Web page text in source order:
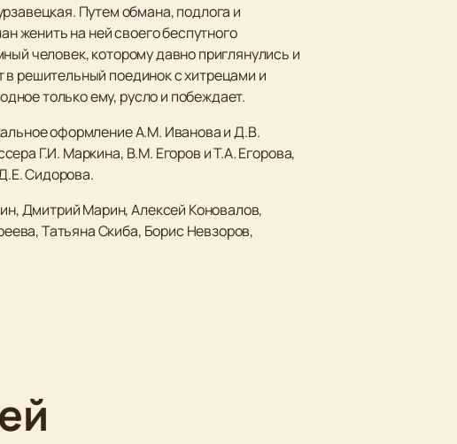
Путем обмана, подлога и
женить на ней своего беспутного
человек, которому давно приглянулись и
решительный поединок с хитрецами и
только ему, русло и побеждает.
оформление А.М. Иванова и Д.В.
Г.И. Маркина, В.М. Егоров и Т.А. Егорова,
Сидорова.
Дмитрий Марин, Алексей Коновалов,
Татьяна Скиба, Борис Невзоров,